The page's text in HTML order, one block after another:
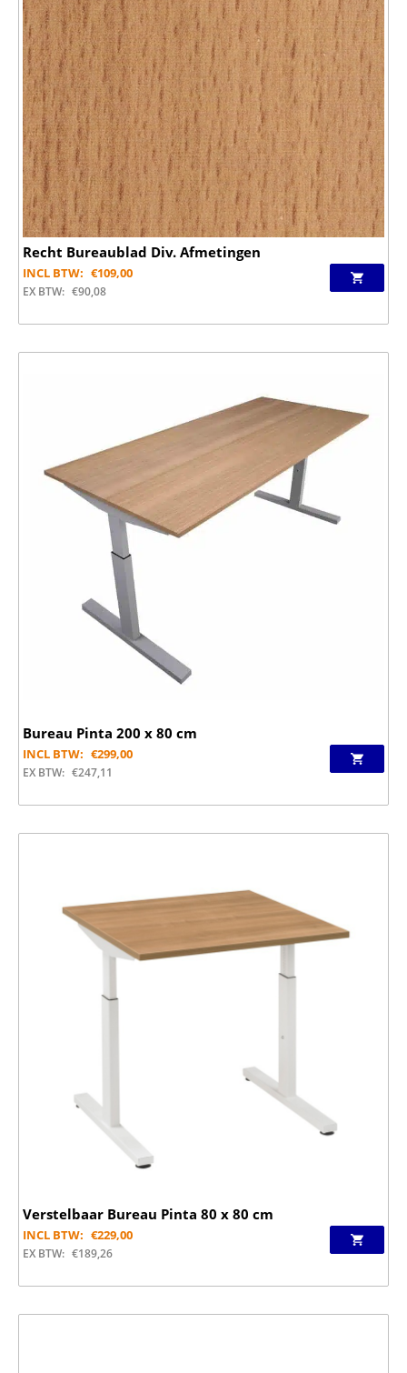
Recht Bureaublad Div. Afmetingen
INCL BTW: €109,00
EX BTW: €90,08
Bureau Pinta 200 x 80 cm
INCL BTW: €299,00
EX BTW: €247,11
Verstelbaar Bureau Pinta 80 x 80 cm
INCL BTW: €229,00
EX BTW: €189,26